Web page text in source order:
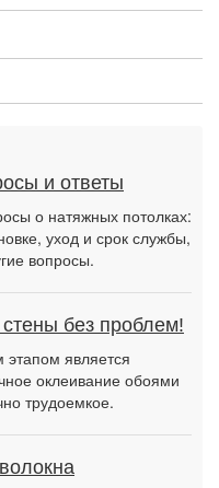
и ответы
о натяжных потолках:
уход и срок службы,
вопросы.
без проблем!
является
оклеивание обоями
трудоемкое.